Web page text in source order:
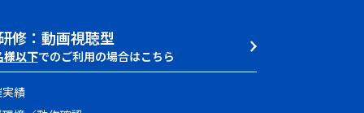
修：動画視聴型
様以下でのご利用の場合はこちら
績